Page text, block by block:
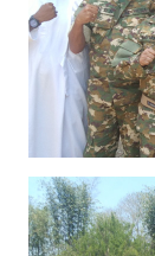
WN
KARO
WN
SIMALUNGUN
WN
LABUHANBATU